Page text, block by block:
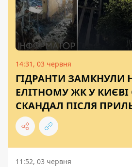
14:31, 03 червня
ГІДРАНТИ ЗАМКНУЛИ
ЕЛІТНОМУ ЖК У
СКАНДАЛ ПІСЛЯ
11:52, 03 червня